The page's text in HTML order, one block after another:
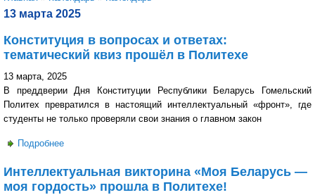
13 марта 2025
Конституция в вопросах и ответах:
тематический квиз прошёл в Политехе
13 марта, 2025
В преддверии Дня Конституции Республики Беларусь Гомельский
Политех превратился в настоящий интеллектуальный «фронт», где
студенты не только проверяли свои знания о главном закон
Подробнее
Интеллектуальная викторина «Моя Беларусь —
моя гордость» прошла в Политехе!